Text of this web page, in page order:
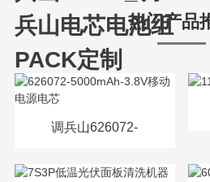
热门产品
调兵山626072-